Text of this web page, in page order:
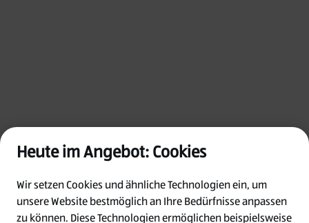
Heute im Angebot: Cookies
Wir setzen Cookies und ähnliche Technologien ein, um
unsere Website bestmöglich an Ihre Bedürfnisse anpassen
zu können. Diese Technologien ermöglichen beispielsweise